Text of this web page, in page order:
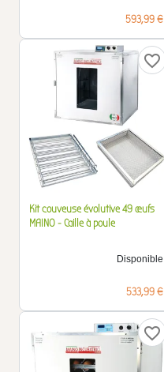
Prix
593,99 €
favorite_border
Kit couveuse évolutive 49 œufs
MAINO - Caille à poule
Disponible
Prix
533,99 €
favorite_border